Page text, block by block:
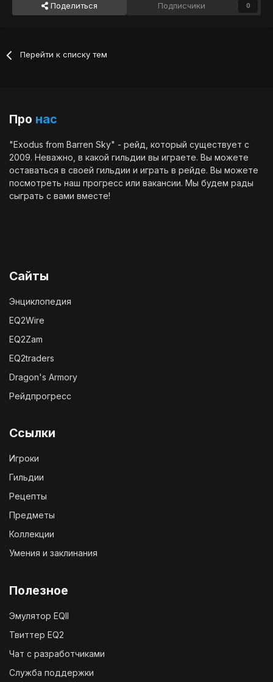
Поделиться Подписчики 0
Перейти к списку тем
Про нас
"Exodus from Barren Sky" - рейд, который существует с
2009. Неважно, в какой гильдии вы играете. Вы можете
оставаться в своей гильдии и играть в рейде. Вы можете
посмотреть наш прогресс или вакансии. Мы будем рады
сыграть с вами вместе!
Сайты
Энциклопедия
EQ2Wire
EQ2Zam
EQ2traders
Dragon's Armory
Рейдпрогресс
Ссылки
Игроки
Гильдии
Рецепты
Предметы
Коллекции
Умения и заклинания
Полезное
Эмулятор EQII
Твиттер EQ2
Чат с разработчиками
Служба поддержки